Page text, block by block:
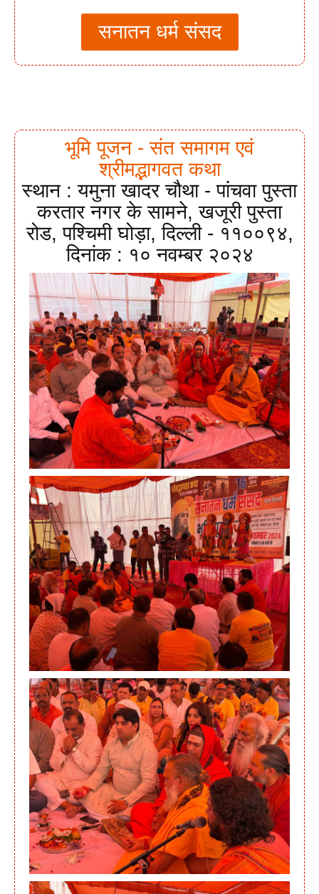
सनातन धर्म संसद
भूमि पूजन - संत समागम एवं
श्रीमद्भागवत कथा
स्थान : यमुना खादर चौथा - पांचवा पुस्ता
करतार नगर के सामने, खजूरी पुस्ता
रोड, पश्चिमी घोड़ा, दिल्ली - ११००९४,
दिनांक : १० नवम्बर २०२४